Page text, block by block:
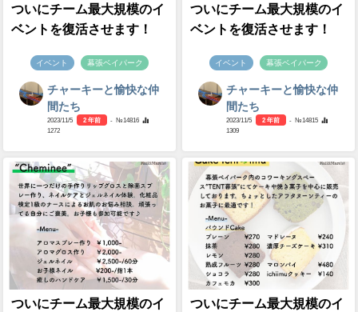
ついにチーム最大規模のイ
ベントを復活させます！
イベント 幕張ベイパーク
チャーキーと愉快な仲
間たち
2023/11/5 2 年前
- №14816
1272
ついにチーム最大規模のイ
ベントを復活させます！
イベント 幕張ベイパーク
チャーキーと愉快な仲
間たち
2023/11/5 2 年前
- №14815
1309
ついにチーム最大規模のイ
ついにチーム最大規模のイ